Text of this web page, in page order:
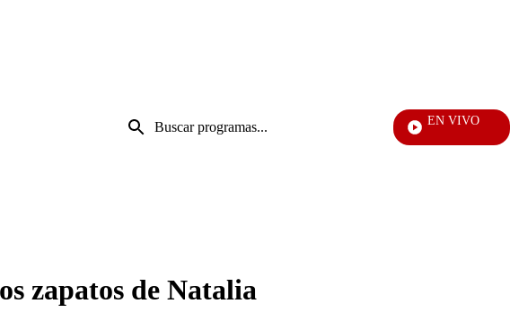
Entrada
de
EN VIVO
zapatos de Natalia